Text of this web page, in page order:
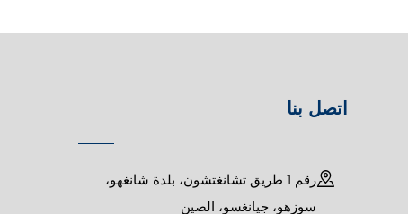
اتصل بنا
رقم 1 طريق تشانغتشون، بلدة شانغهو،
سوزهو، جيانغسو، الصين